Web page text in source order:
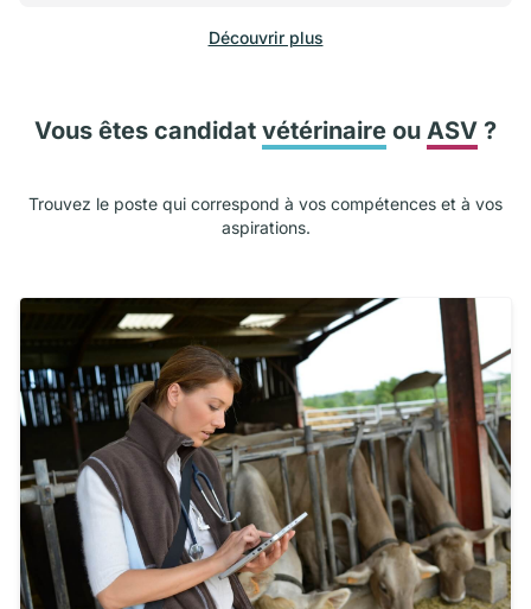
Découvrir plus
Vous êtes candidat vétérinaire ou ASV ?
Trouvez le poste qui correspond à vos compétences et à vos
aspirations.